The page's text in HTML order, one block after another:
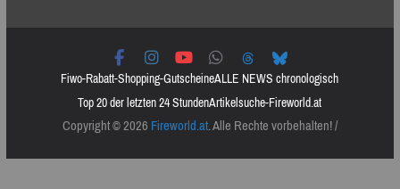
Fiwo-Rabatt-Shopping-GutscheineALLE NEWS chronologisch
Top 20 der letzten 24 StundenArtikelsuche-Fireworld.at
Copyright © 2026Fireworld.at. Alle Rechte vorbehalten! /